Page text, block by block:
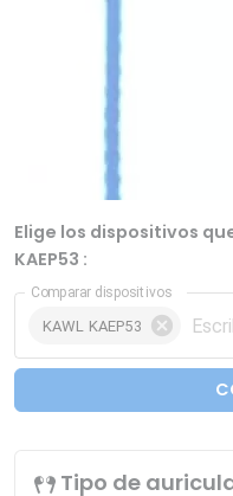
Elige los dispositivos
‎KAEP53 :
Comparar dispositivos
KAWL ‎KAEP53
Tipo de